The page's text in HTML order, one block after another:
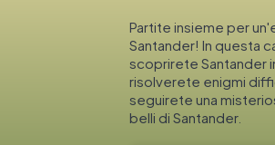
Partite insieme per
Santander! In questa
scoprirete Santander
risolverete enigmi
seguirete una
belli di Santander.